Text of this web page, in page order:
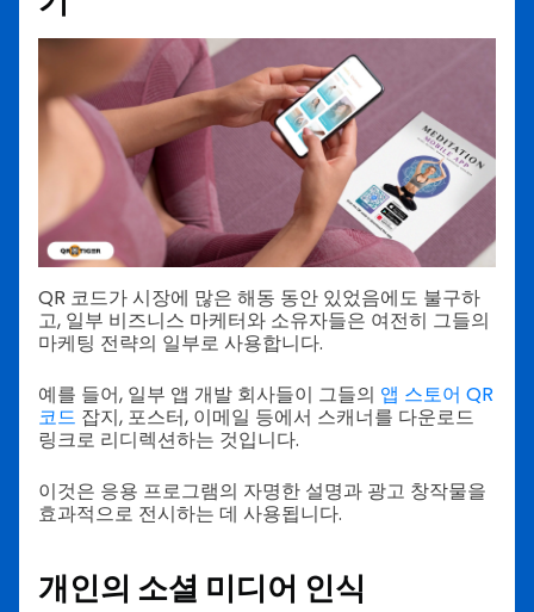
QR 코드가 시장에 많은 해동 동안 있었음에도 불구하
고, 일부 비즈니스 마케터와 소유자들은 여전히 그들의
마케팅 전략의 일부로 사용합니다.
예를 들어, 일부 앱 개발 회사들이 그들의 앱 스토어 QR
코드 잡지, 포스터, 이메일 등에서 스캐너를 다운로드
링크로 리디렉션하는 것입니다.
이것은 응용 프로그램의 자명한 설명과 광고 창작물을
효과적으로 전시하는 데 사용됩니다.
개인의 소셜 미디어 인식